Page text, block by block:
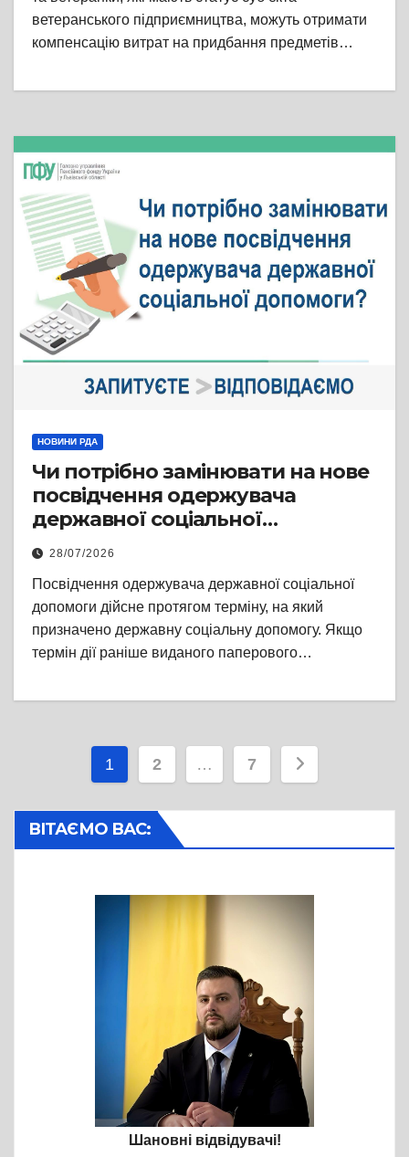
ветеранського підприємництва, можуть отримати
компенсацію витрат на придбання предметів…
НОВИНИ РДА
Чи потрібно замінювати на нове
посвідчення одержувача
державної соціальної
допомоги?
28/07/2026
Посвідчення одержувача державної соціальної
допомоги дійсне протягом терміну, на який
призначено державну соціальну допомогу. Якщо
термін дії раніше виданого паперового…
Пагінація
записів
1 2 … 7
ВІТАЄМО ВАС:
Шановні відвідувачі!